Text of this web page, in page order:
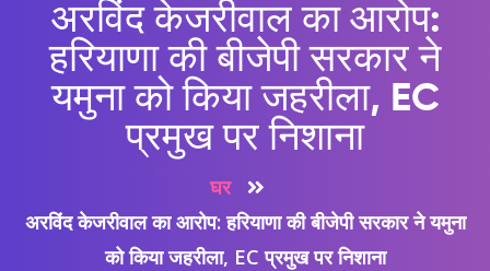
अरविंद केजरीवाल का आरोप:
हरियाणा की बीजेपी सरकार ने
यमुना को किया जहरीला, EC
प्रमुख पर निशाना
घर
अरविंद केजरीवाल का आरोप: हरियाणा की बीजेपी सरकार ने यमुना
को किया जहरीला, EC प्रमुख पर निशाना